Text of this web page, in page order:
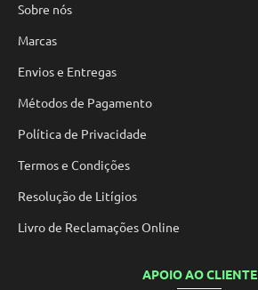
Sobre nós
Marcas
Envios e Entregas
Métodos de Pagamento
Política de Privacidade
Termos e Condições
Resolução de Litígios
Livro de Reclamações Online
APOIO AO CLIENTE